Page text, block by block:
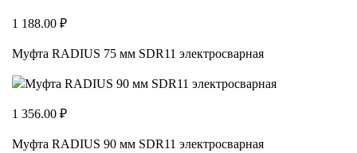
1 188.00 ₽
Муфта RADIUS 75 мм SDR11 электросварная
1 356.00 ₽
Муфта RADIUS 90 мм SDR11 электросварная